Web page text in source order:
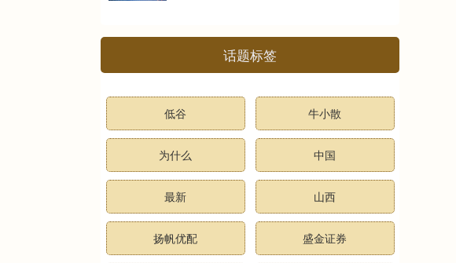
话题标签
低谷 牛小散
为什么 中国
最新 山西
扬帆优配 盛金证券